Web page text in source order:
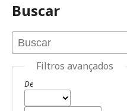
Buscar
Filtros avançados
De